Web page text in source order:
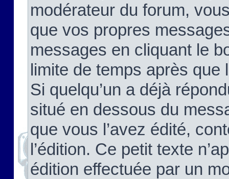
modérateur du forum,
que vos propres
messages en cliquant le
limite de temps après que
Si quelqu’un a déjà
situé en dessous du
que vous l’avez édité,
l’édition. Ce petit texte
édition effectuée par un